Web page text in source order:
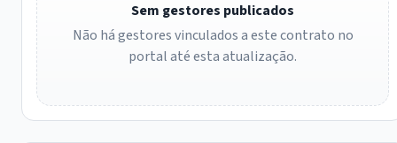
Sem gestores publicados
Não há gestores vinculados a este contrato no
portal até esta atualização.